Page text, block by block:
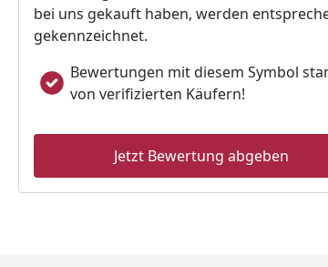
bei uns gekauft haben, werden
gekennzeichnet.
Bewertungen mit diesem Symbol
von verifizierten Käufern!
Jetzt Bewertung abgeben